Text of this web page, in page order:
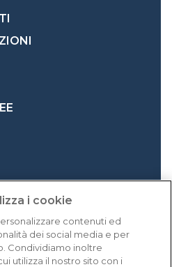
i cookie
contenuti ed
dei social media e per
Condividiamo inoltre
utilizza il nostro sito con i